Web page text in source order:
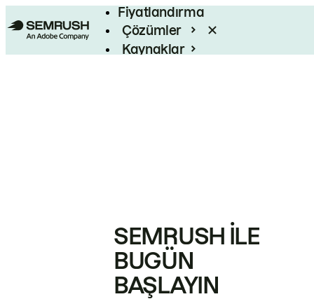
Fiyatlandırma
Çözümler
Kaynaklar
SEMRUSH ILE
BUGÜN
BAŞLAYIN